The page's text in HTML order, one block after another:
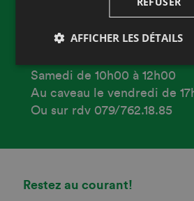
Heures d'ouverture
Samedi de 10h00 à 12h00
Au caveau le vendredi de
Ou sur rdv 079/762.18.85
Restez au courant!
AFFICHER LES DÉTAILS